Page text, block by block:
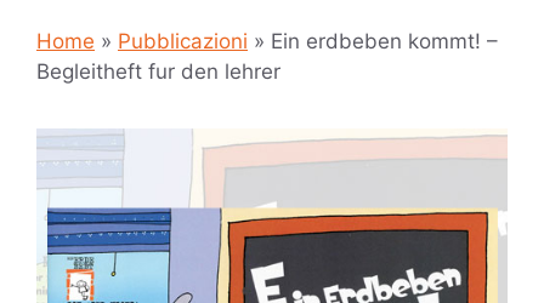
Home » Pubblicazioni » Ein erdbeben kommt! –
Begleitheft fur den lehrer